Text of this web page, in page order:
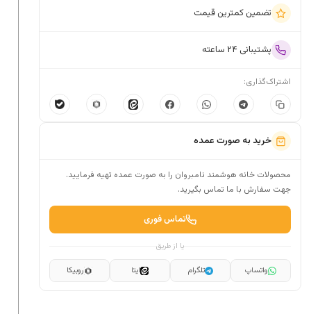
تضمین کمترین قیمت
پشتیبانی ۲۴ ساعته
اشتراک‌گذاری:
خرید به صورت عمده
محصولات خانه هوشمند نامبروان را به صورت عمده تهیه فرمایید.
جهت سفارش با ما تماس بگیرید.
تماس فوری
یا از طریق
واتساپ تلگرام ایتا روبیکا